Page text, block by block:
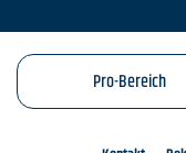
Pro-Bereich